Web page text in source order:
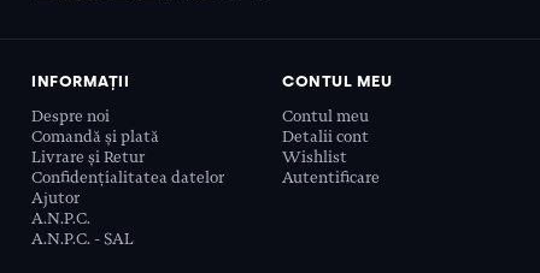
INFORMAȚII
Despre noi
Comandă și plată
Livrare și Retur
Confidențialitatea datelor
Ajutor
A.N.P.C.
A.N.P.C. - SAL
CONTUL MEU
Contul meu
Detalii cont
Wishlist
Autentificare